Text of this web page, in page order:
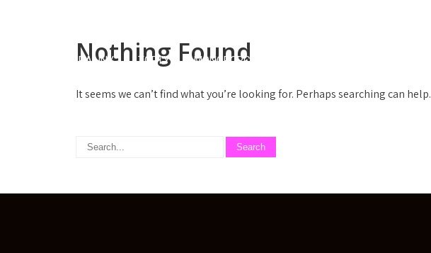
PRALINY TORTY MONOPORCJE
Nothing Found
It seems we can’t find what you’re looking for. Perhaps searching can help.